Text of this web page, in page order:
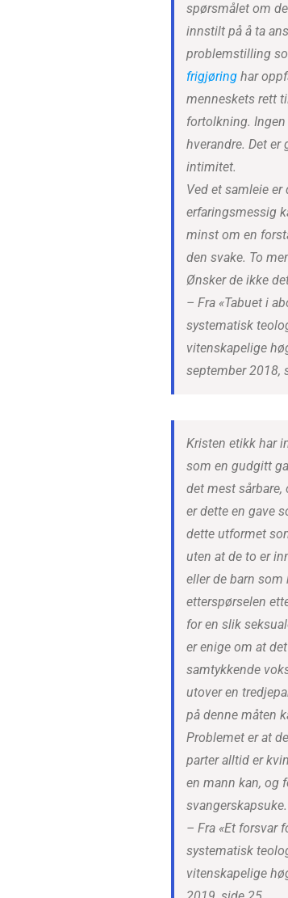
spørsmålet om
innstilt på å ta
problemstilling
frigjøring har
menneskets rett
fortolkning. Ingen
hverandre. Det er
intimitet.
Ved et samleie
erfaringsmessig
minst om en
den svake. To
Ønsker de ikke
– Fra «Tabuet i
systematisk
vitenskapelige
september 2018,
Kristen etikk har
som en gudgitt
det mest
er dette en gave
dette utformet
uten at de to er
eller de barn som
etterspørselen
for en slik
er enige om at
samtykkende
utover en
på denne måten
Problemet er at
parter alltid er
en mann kan, og
svangerskapsuke.
– Fra «Et forsvar
systematisk
vitenskapelige